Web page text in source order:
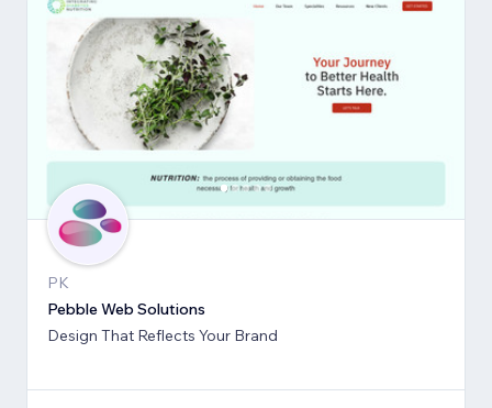
PK
Pebble Web Solutions
Design That Reflects Your Brand